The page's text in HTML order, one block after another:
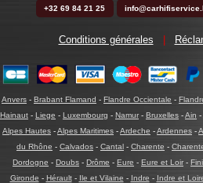
+32 69 84 21 25
Conditions générales
Anvers - Brabant Flamand - Flandre Occientale -
Hainaut - Liege - Luxembourg - Namur- Bruxelles -Ain -
Alpes Hautes -Alpes Maritimes -Ardeche -Ardennes -
du Rhône - Calvados - Cantal - Charente -
Dordogne - Doubs - Drôme - Eure - Eure et Loir -
Gironde - Hérault- Ile et Vilaine - Indre - Indre et